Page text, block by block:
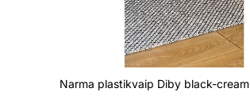
Narma plastikvaip Diby black-cream